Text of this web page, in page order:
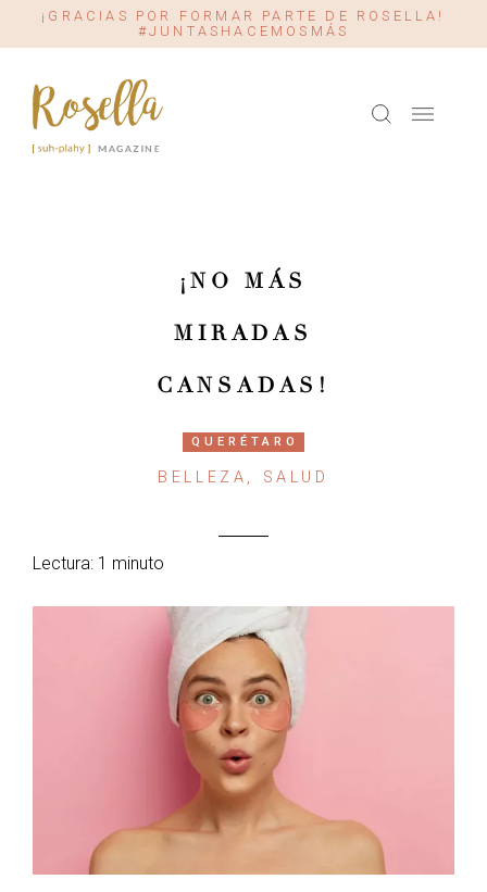
¡GRACIAS POR FORMAR PARTE DE ROSELLA!
#JUNTASHACEMOSMÁS
¡NO MÁS
MIRADAS
CANSADAS!
QUERÉTARO
BELLEZA, SALUD
Lectura: 1 minuto